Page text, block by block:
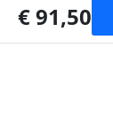
€ 91,50